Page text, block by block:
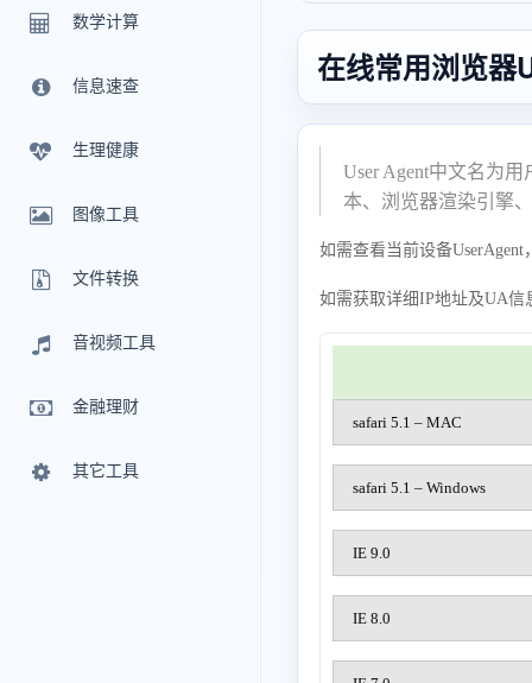
数学计算
信息速查
生理健康
图像工具
文件转换
音视频工具
金融理财
其它工具
在线常用浏览
User Agent中文名为
本、浏览器渲染引擎
如需查看当前设备
如需获取详细IP地址及UA
safari 5.1 – MAC
safari 5.1 – Windows
IE 9.0
IE 8.0